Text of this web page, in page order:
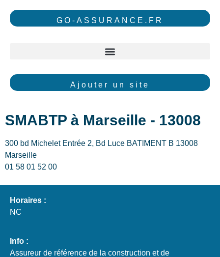
GO-ASSURANCE.FR
Ajouter un site
SMABTP à Marseille - 13008
300 bd Michelet Entrée 2, Bd Luce BATIMENT B 13008
Marseille
01 58 01 52 00
Horaires :
NC
Info :
Assureur de référence de la construction et de